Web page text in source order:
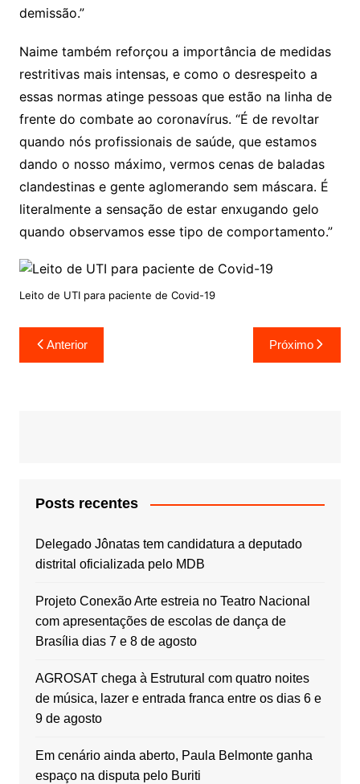
demissão.”
Naime também reforçou a importância de medidas
restritivas mais intensas, e como o desrespeito a
essas normas atinge pessoas que estão na linha de
frente do combate ao coronavírus. “É de revoltar
quando nós profissionais de saúde, que estamos
dando o nosso máximo, vermos cenas de baladas
clandestinas e gente aglomerando sem máscara. É
literalmente a sensação de estar enxugando gelo
quando observamos esse tipo de comportamento.”
Leito de UTI para paciente de Covid-19
Navegação
de
Anterior Próximo
Posts recentes
Delegado Jônatas tem candidatura a deputado
distrital oficializada pelo MDB
Projeto Conexão Arte estreia no Teatro Nacional
com apresentações de escolas de dança de
Brasília dias 7 e 8 de agosto
AGROSAT chega à Estrutural com quatro noites
de música, lazer e entrada franca entre os dias 6 e
9 de agosto
Em cenário ainda aberto, Paula Belmonte ganha
espaço na disputa pelo Buriti